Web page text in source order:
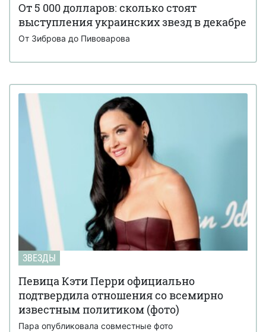
От 5 000 долларов: сколько стоят
выступления украинских звезд в декабре
От Зиброва до Пивоварова
ЗВЕЗДЫ
Певица Кэти Перри официально
подтвердила отношения со всемирно
известным политиком (фото)
Пара опубликовала совместные фото